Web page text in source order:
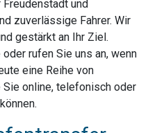
und
zuverlässige Fahrer. Wir
gestärkt an Ihr Ziel.
rufen Sie uns an, wenn
eine Reihe von
Sie online, telefonisch oder